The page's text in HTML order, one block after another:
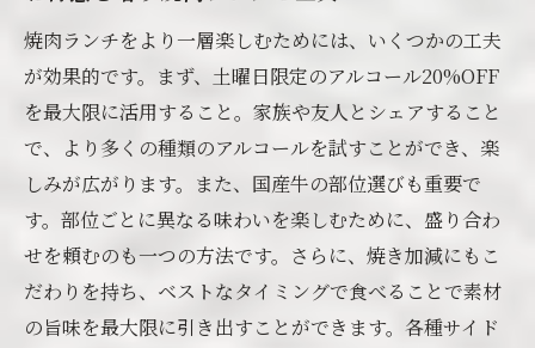
焼肉ランチをより一層楽しむためには、いくつかの工夫
が効果的です。まず、土曜日限定のアルコール20%OFF
を最大限に活用すること。家族や友人とシェアすること
で、より多くの種類のアルコールを試すことができ、楽
しみが広がります。また、国産牛の部位選びも重要で
す。部位ごとに異なる味わいを楽しむために、盛り合わ
せを頼むのも一つの方法です。さらに、焼き加減にもこ
だわりを持ち、ベストなタイミングで食べることで素材
の旨味を最大限に引き出すことができます。各種サイド